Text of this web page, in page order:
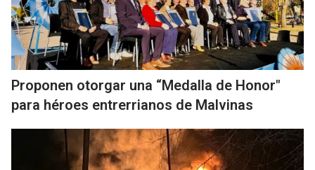
Proponen otorgar una “Medalla de Honor"
para héroes entrerrianos de Malvinas